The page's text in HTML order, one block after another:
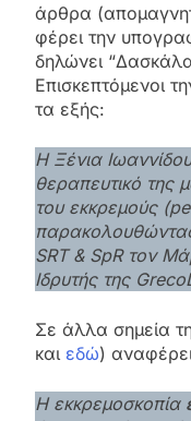
άρθρα
φέρει την
δηλώνει
Επισκεπτόμενοι
τα εξής:
Η Ξένια
θεραπευτικό της
του εκκρεμούς
SRT & SpR τον
Ιδρυτής της
Σε άλλα σημεία
και εδώ)
Η εκκρεμοσκοπία